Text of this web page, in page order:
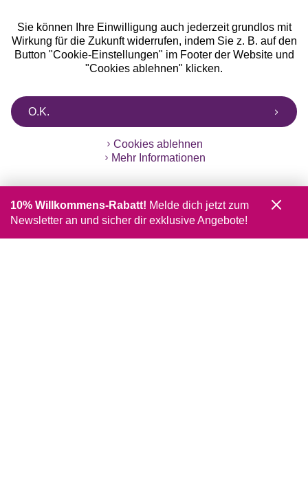
Sie können Ihre Einwilligung auch jederzeit grundlos mit
Wirkung für die Zukunft widerrufen, indem Sie z. B. auf den
Button "Cookie-Einstellungen" im Footer der Website und
"Cookies ablehnen" klicken.
O.K.
Cookies ablehnen
Mehr Informationen
10% Willkommens-Rabatt! Melde dich jetzt zum
Newsletter an und sicher dir exklusive Angebote!